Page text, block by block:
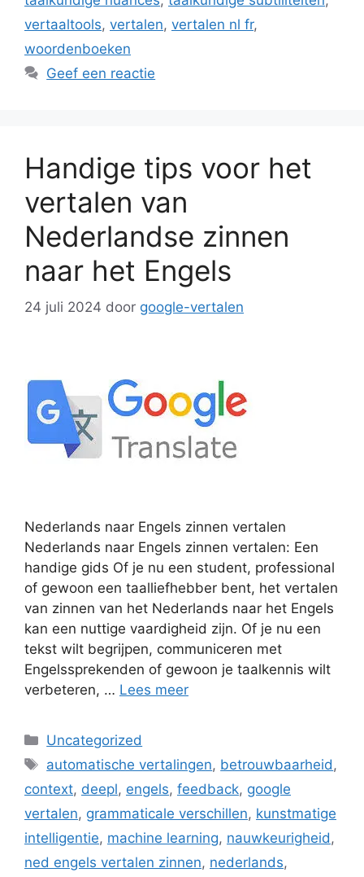
vertaaltools, vertalen, vertalen nl fr,
woordenboeken
Geef een reactie
Handige tips voor het
vertalen van
Nederlandse zinnen
naar het Engels
24 juli 2024 door google-vertalen
Nederlands naar Engels zinnen vertalen
Nederlands naar Engels zinnen vertalen: Een
handige gids Of je nu een student, professional
of gewoon een taalliefhebber bent, het vertalen
van zinnen van het Nederlands naar het Engels
kan een nuttige vaardigheid zijn. Of je nu een
tekst wilt begrijpen, communiceren met
Engelssprekenden of gewoon je taalkennis wilt
verbeteren, … Lees meer
Categorieën
Uncategorized
Tags
automatische vertalingen, betrouwbaarheid ,
context, deepl, engels, feedback, google
vertalen, grammaticale verschillen, kunstmatige
intelligentie, machine learning, nauwkeurigheid ,
ned engels vertalen zinnen, nederlands,